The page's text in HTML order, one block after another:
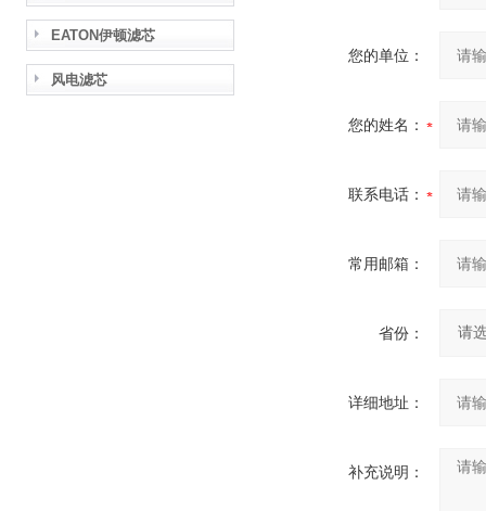
EATON伊顿滤芯
风电滤芯
您的单位：
您的姓名：
联系电话：
常用邮箱：
省份：
详细地址：
补充说明：